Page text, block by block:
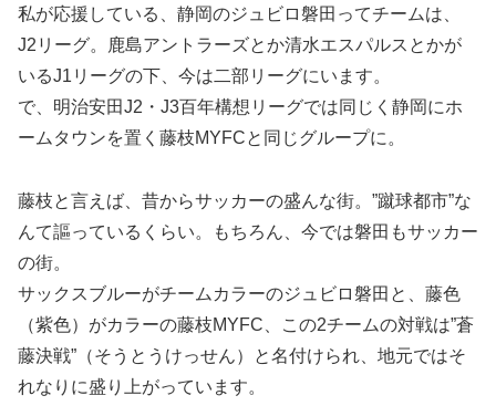
私が応援している、静岡のジュビロ磐田ってチームは、
J2リーグ。鹿島アントラーズとか清水エスパルスとかが
いるJ1リーグの下、今は二部リーグにいます。
で、明治安田J2・J3百年構想リーグでは同じく静岡にホ
ームタウンを置く藤枝MYFCと同じグループに。
藤枝と言えば、昔からサッカーの盛んな街。”蹴球都市”な
んて謳っているくらい。もちろん、今では磐田もサッカー
の街。
サックスブルーがチームカラーのジュビロ磐田と、藤色
（紫色）がカラーの藤枝MYFC、この2チームの対戦は”蒼
藤決戦”（そうとうけっせん）と名付けられ、地元ではそ
れなりに盛り上がっています。